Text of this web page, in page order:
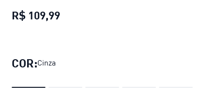
R$ 109,99
COR:Cinza